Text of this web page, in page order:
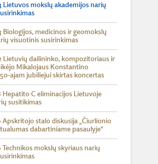
Lietuvos mokslų akademijos narių
Biologijos, medicinos ir geomokslų
visuotinis susirinkimas
Lietuvių dailininko, kompozitoriaus ir
Mikalojaus Konstantino
ajam jubiliejui skirtas koncertas
Hepatito C eliminacijos Lietuvoje
susitikimas
Apskritojo stalo diskusija „Čiurlionio
dabartiniame pasaulyje“
Technikos mokslų skyriaus narių